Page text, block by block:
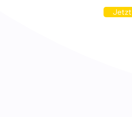
Jetzt